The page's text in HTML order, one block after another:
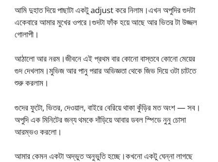
আমি দুহাত দিয়ে পাছাটা একটু adjust করে নিলাম।এখন অপুদির গুদটা
একেবারে আমার মুখের ওপরে।গুদটা ফাঁক হয়ে আছে আর ভিতর টা উজ্জল
গোলাপী।
আঠালো আর নরম।জীবনে এই প্রথম বার কোনো বাস্তবে কোনো মেয়ের
গুদ দেখলাম।মুভিজ আর পানু পরার অভিজ্ঞতা থেকে জিভ দিয়ে ওটা চাটতে
শুরু করলাম।
গুদের ফুটো, ভিতর, দেওয়াল, বাইরে বেরিয়ে থাকা কুঁড়ির মত অংশ — সব।
অপুদি এক মিনিটের জন্য থমকে দাঁড়িয়ে আবার ডবল স্পিডে নুনু চোসা
আরম্ভও করলো।
আমার কেমন একটা অদ্ভুত অনুভুতি হচ্ছে।কখনো একটু ঘেন্না লাগছে